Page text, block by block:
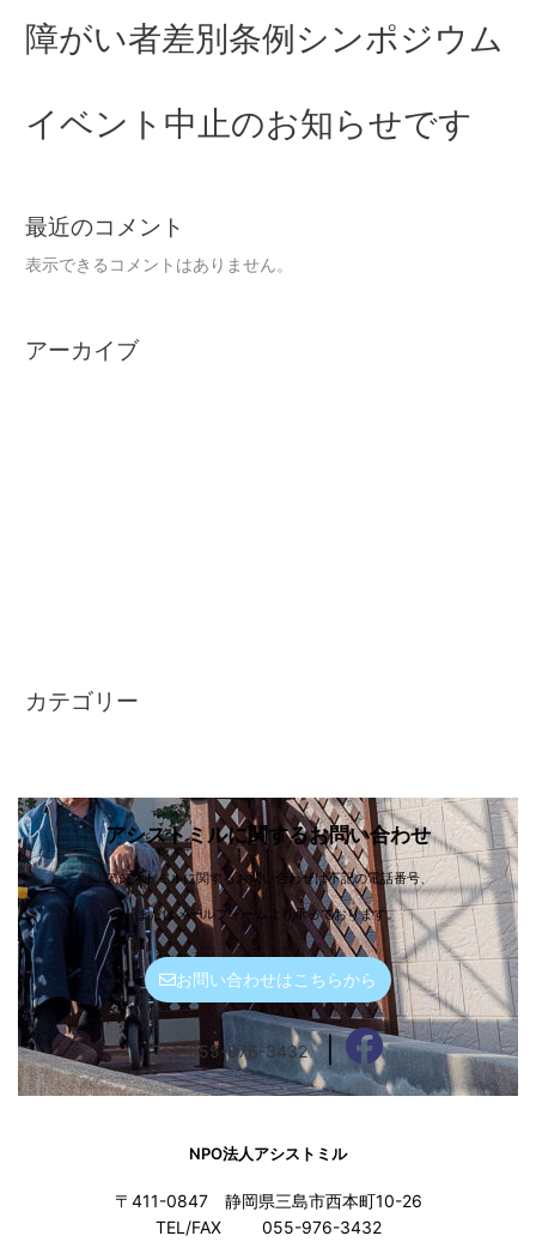
障がい者差別条例シンポジウム
イベント中止のお知らせです
最近のコメント
表示できるコメントはありません。
アーカイブ
カテゴリー
アシストミルに関するお問い合わせ
アシストミルに関するお問い合わせは下記の電話番号、
またはメールフォームより承っております。
お問い合わせはこちらから
TEL.055-976-3432｜
NPO法人アシストミル
〒411-0847 静岡県三島市西本町10-26
TEL/FAX
055-976-3432